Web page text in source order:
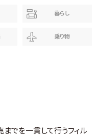
暮らし
乗り物
までを一貫して行うフィル